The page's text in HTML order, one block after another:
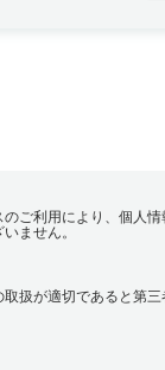
のご利用により、個人
ません。
扱が適切であると第三